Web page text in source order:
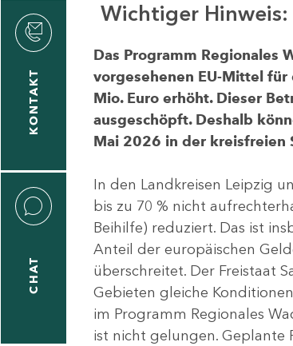
KONTAKT
CHAT
Wichtiger Hinweis:
Das Programm Regionales
vorgesehenen EU-Mittel
Mio. Euro erhöht. Dieser
ausgeschöpft. Deshalb
Mai 2026 in der kreisfreien
In den Landkreisen Leipzig
bis zu 70 % nicht
Beihilfe) reduziert. Das ist
Anteil der europäischen
überschreitet. Der Freistaat
Gebieten gleiche
im Programm Regionales
ist nicht gelungen. Geplante